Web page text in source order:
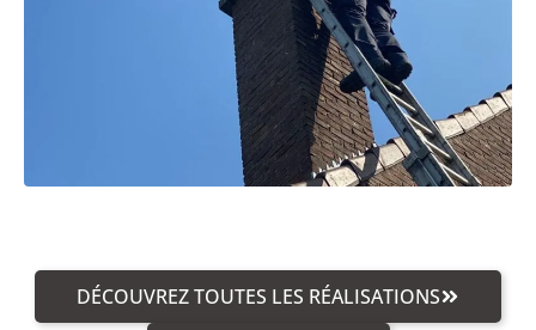
DÉCOUVREZ TOUTES LES RÉALISATIONS